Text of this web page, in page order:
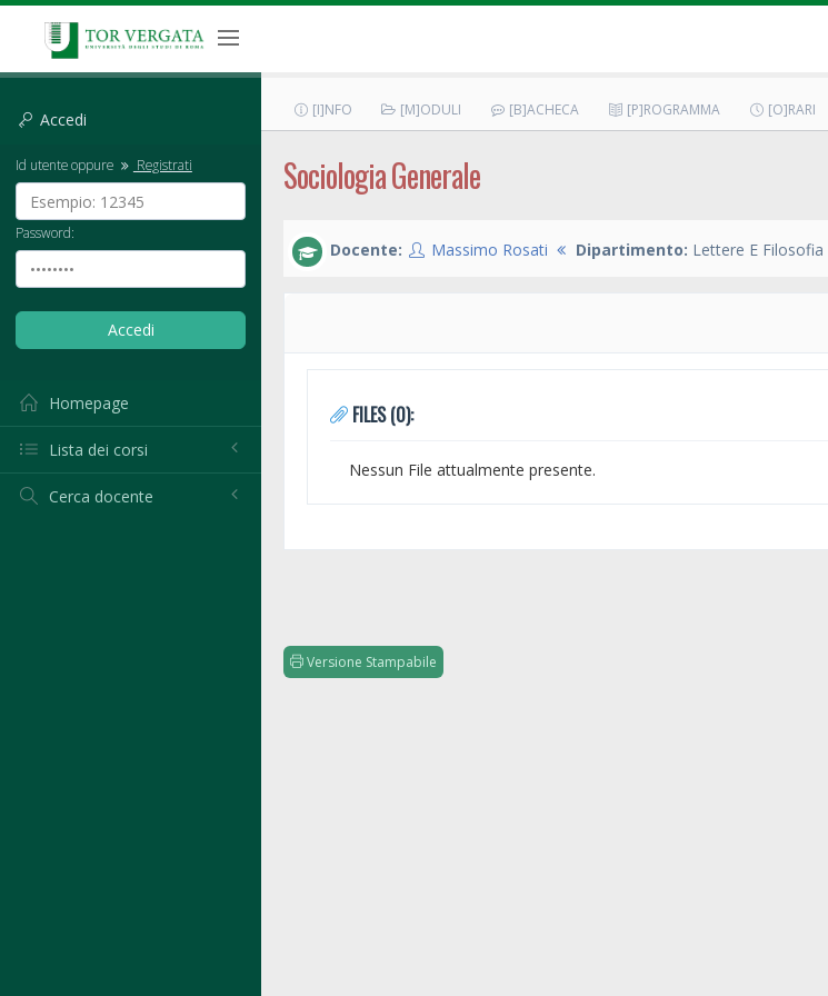
Accedi
Id utente oppure Registrati
Password:
Homepage
Lista dei corsi
Cerca docente
[I]NFO [M]ODULI [B]ACHECA [P]ROGRAMMA [O]RARI
Sociologia Generale
Docente: Massimo Rosati Dipartimento: Lettere E Filosofia
FILES (0):
Nessun File attualmente presente.
Versione Stampabile